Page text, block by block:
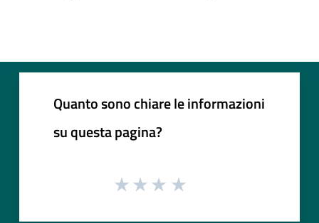
Quanto sono chiare le informazioni
su questa pagina?